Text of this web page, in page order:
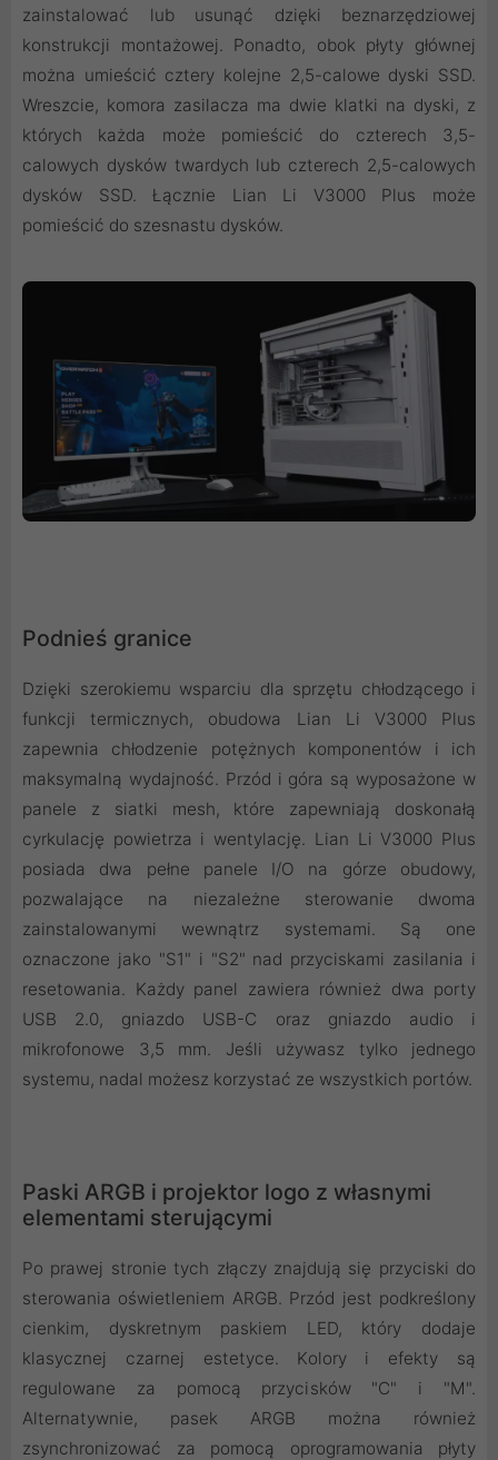
zainstalować lub usunąć dzięki beznarzędziowej
konstrukcji montażowej. Ponadto, obok płyty głównej
można umieścić cztery kolejne 2,5-calowe dyski SSD.
Wreszcie, komora zasilacza ma dwie klatki na dyski, z
których każda może pomieścić do czterech 3,5-
calowych dysków twardych lub czterech 2,5-calowych
dysków SSD. Łącznie Lian Li V3000 Plus może
pomieścić do szesnastu dysków.
Podnieś granice
Dzięki szerokiemu wsparciu dla sprzętu chłodzącego i
funkcji termicznych, obudowa Lian Li V3000 Plus
zapewnia chłodzenie potężnych komponentów i ich
maksymalną wydajność. Przód i góra są wyposażone w
panele z siatki mesh, które zapewniają doskonałą
cyrkulację powietrza i wentylację. Lian Li V3000 Plus
posiada dwa pełne panele I/O na górze obudowy,
pozwalające na niezależne sterowanie dwoma
zainstalowanymi wewnątrz systemami. Są one
oznaczone jako "S1" i "S2" nad przyciskami zasilania i
resetowania. Każdy panel zawiera również dwa porty
USB 2.0, gniazdo USB-C oraz gniazdo audio i
mikrofonowe 3,5 mm. Jeśli używasz tylko jednego
systemu, nadal możesz korzystać ze wszystkich portów.
Paski ARGB i projektor logo z własnymi
elementami sterującymi
Po prawej stronie tych złączy znajdują się przyciski do
sterowania oświetleniem ARGB. Przód jest podkreślony
cienkim, dyskretnym paskiem LED, który dodaje
klasycznej czarnej estetyce. Kolory i efekty są
regulowane za pomocą przycisków "C" i "M".
Alternatywnie, pasek ARGB można również
zsynchronizować za pomocą oprogramowania płyty